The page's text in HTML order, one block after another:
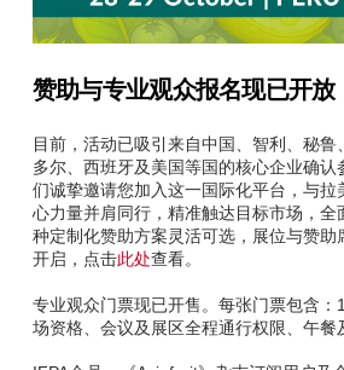
赞助与专业观众报名现已开放
目前，活动已吸引来自中国、智利、秘鲁
多尔、西班牙及美国等国的核心企业确认
们诚挚邀请您加入这一国际化平台，与拉
心力量并肩同行，精准触达目标市场，全
种定制化赞助方案灵活可选，展位与赞助
开启，点击此处查看。
专业观众门票现已开售。每张门票包含：
场资格、会议及展区全程通行权限、午餐